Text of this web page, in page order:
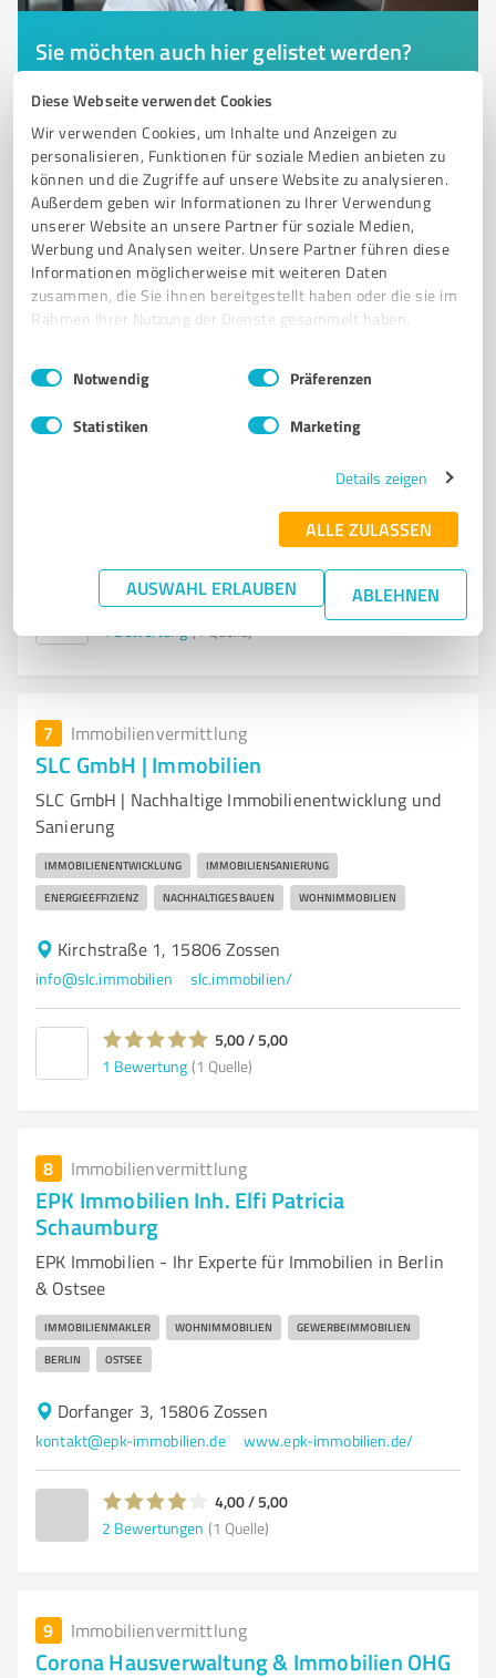
Diese Webseite verwendet Cookies
Wir verwenden Cookies, um Inhalte und Anzeigen zu
personalisieren, Funktionen für soziale Medien anbieten zu
können und die Zugriffe auf unsere Website zu analysieren.
Außerdem geben wir Informationen zu Ihrer Verwendung
unserer Website an unsere Partner für soziale Medien,
Werbung und Analysen weiter. Unsere Partner führen diese
Informationen möglicherweise mit weiteren Daten
zusammen, die Sie ihnen bereitgestellt haben oder die sie im
Rahmen Ihrer Nutzung der Dienste gesammelt haben.
Impressum Datenschutzbestimmungen
Einwilligungsauswahl
Notwendig Präferenzen
Statistiken Marketing
Details zeigen
ALLE ZULASSEN
AUSWAHL ERLAUBEN ABLEHNEN
Sie möchten auch hier gelistet werden?
Kunden empfohlener ProvenExpert!
6 Immobilienvermittlung
Dieter Klamt Containerdienst
Containerdienst Dieter Klamt - Ihr Partner für
Lagereinrichtungen in Zossen
SPERRMÜLL GARTENBAU LANDSCHAFTSBAU BAUMFÄLLUNG
CONTAINERANLIEFERUNG
info@containerservice-galabau-klamt.de
5,00 / 5,00
7 Immobilienvermittlung
SLC GmbH | Immobilien
SLC GmbH | Nachhaltige Immobilienentwicklung und
Sanierung
IMMOBILIENENTWICKLUNG IMMOBILIENSANIERUNG
ENERGIEEFFIZIENZ NACHHALTIGES BAUEN WOHNIMMOBILIEN
Kirchstraße 1, 15806 Zossen
info@slc.immobilien slc.immobilien/
5,00 / 5,00
1 Bewertung (1 Quelle)
8 Immobilienvermittlung
EPK Immobilien Inh. Elfi Patricia
Schaumburg
EPK Immobilien - Ihr Experte für Immobilien in Berlin
& Ostsee
IMMOBILIENMAKLER WOHNIMMOBILIEN GEWERBEIMMOBILIEN
BERLIN OSTSEE
Dorfanger 3, 15806 Zossen
kontakt@epk-immobilien.de www.epk-immobilien.de/
4,00 / 5,00
2 Bewertungen (1 Quelle)
9 Immobilienvermittlung
Corona Hausverwaltung & Immobilien OHG